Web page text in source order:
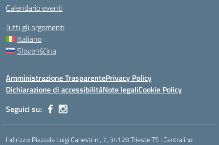
Calendario eventi
Tutti gli argomenti
Italiano
Slovenščina
Amministrazione TrasparentePrivacy Policy
Dichiarazione di accessibilitàNote legaliCookie Policy
Seguici su:
Indirizzo: Piazzale Luigi Canestrini, 7, 34128 Trieste TS | Centralino: